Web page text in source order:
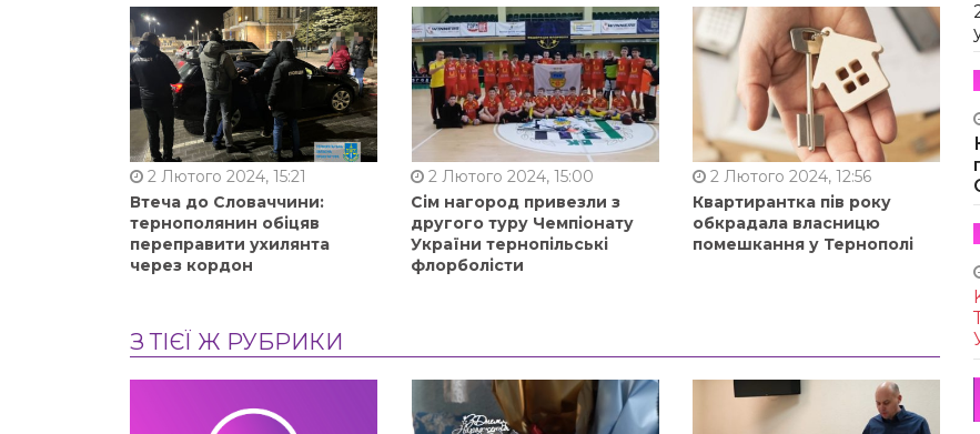
2 Лютого 2024, 15:21
Втеча до Словаччини:
тернополянин обіцяв
переправити ухилянта
через кордон
2 Лютого 2024, 15:00
Сім нагород привезли з
другого туру Чемпіонату
України тернопільські
флорболісти
2 Лютого 2024, 12:56
Квартирантка пів року
обкрадала власницю
помешкання у Тернополі
З ТІЄЇ Ж РУБРИКИ